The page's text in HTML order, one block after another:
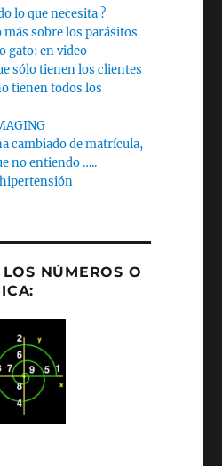
lo que necesita ?
más sobre los parásitos
gato: en video
sólo tienen los clientes
tienen todos los
cambiado de matrícula,
no entiendo …..
NÚMEROS O